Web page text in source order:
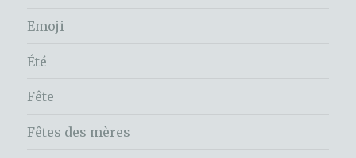
Emoji
Été
Fête
Fêtes des mères